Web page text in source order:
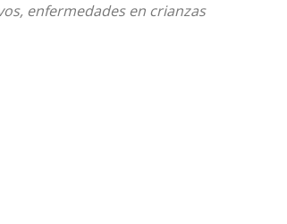
enfermedades en crianzas